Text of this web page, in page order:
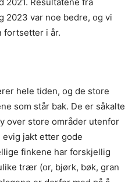
2023 var noe bedre, og vi
fortsetter i år.
hele tiden, og de store
som står bak. De er såkalte
over store områder utenfor
evig jakt etter gode
finkene har forskjellig
trær (or, bjørk, bøk, gran